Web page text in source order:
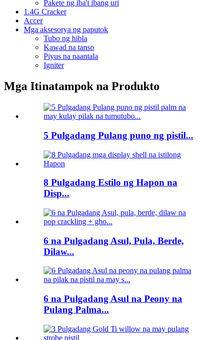
Pakete ng iba't ibang uri
1.4G Cracker
Accer
Mga aksesorya ng paputok
Tubo ng hibla
Kawad na tanso
Piyus na naantala
Igniter
Mga Itinatampok na Produkto
5 Pulgadang Pulang puno ng pistil...
8 Pulgadang Estilo ng Hapon na
Disp...
6 na Pulgadang Asul, Pula, Berde,
Dilaw...
6 na Pulgadang Asul na Peony na
Pulang Palma...